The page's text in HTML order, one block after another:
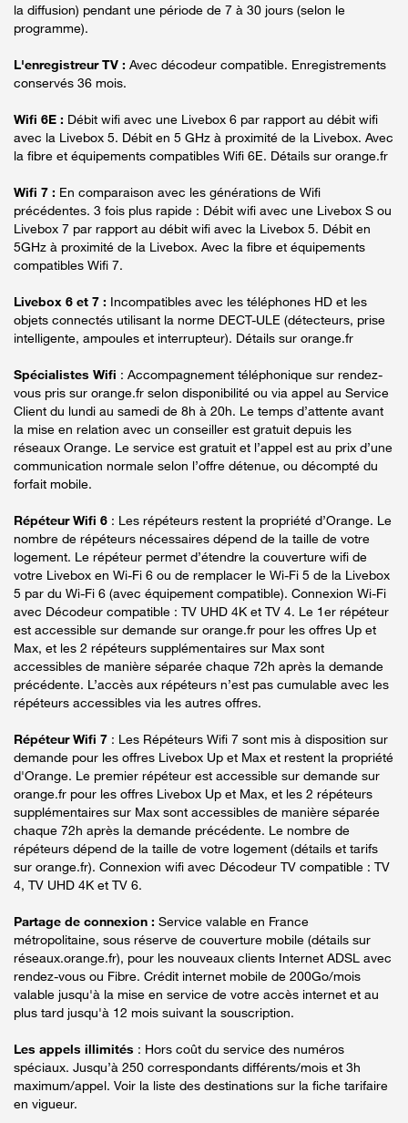
la diffusion) pendant une période de 7 à 30 jours (selon le
programme).
L'enregistreur TV : Avec décodeur compatible. Enregistrements
conservés 36 mois.
Wifi 6E : Débit wifi avec une Livebox 6 par rapport au débit wifi
avec la Livebox 5. Débit en 5 GHz à proximité de la Livebox. Avec
la fibre et équipements compatibles Wifi 6E. Détails sur orange.fr
Wifi 7 : En comparaison avec les générations de Wifi
précédentes. 3 fois plus rapide : Débit wifi avec une Livebox S ou
Livebox 7 par rapport au débit wifi avec la Livebox 5. Débit en
5GHz à proximité de la Livebox. Avec la fibre et équipements
compatibles Wifi 7.
Livebox 6 et 7 : Incompatibles avec les téléphones HD et les
objets connectés utilisant la norme DECT-ULE (détecteurs, prise
intelligente, ampoules et interrupteur). Détails sur orange.fr
Spécialistes Wifi : Accompagnement téléphonique sur rendez-
vous pris sur orange.fr selon disponibilité ou via appel au Service
Client du lundi au samedi de 8h à 20h. Le temps d’attente avant
la mise en relation avec un conseiller est gratuit depuis les
réseaux Orange. Le service est gratuit et l’appel est au prix d’une
communication normale selon l’offre détenue, ou décompté du
forfait mobile.
Répéteur Wifi 6 : Les répéteurs restent la propriété d’Orange. Le
nombre de répéteurs nécessaires dépend de la taille de votre
logement. Le répéteur permet d’étendre la couverture wifi de
votre Livebox en Wi-Fi 6 ou de remplacer le Wi-Fi 5 de la Livebox
5 par du Wi-Fi 6 (avec équipement compatible). Connexion Wi-Fi
avec Décodeur compatible : TV UHD 4K et TV 4. Le 1er répéteur
est accessible sur demande sur orange.fr pour les offres Up et
Max, et les 2 répéteurs supplémentaires sur Max sont
accessibles de manière séparée chaque 72h après la demande
précédente. L’accès aux répéteurs n’est pas cumulable avec les
répéteurs accessibles via les autres offres.
Répéteur Wifi 7 : Les Répéteurs Wifi 7 sont mis à disposition sur
demande pour les offres Livebox Up et Max et restent la propriété
d'Orange. Le premier répéteur est accessible sur demande sur
orange.fr pour les offres Livebox Up et Max, et les 2 répéteurs
supplémentaires sur Max sont accessibles de manière séparée
chaque 72h après la demande précédente. Le nombre de
répéteurs dépend de la taille de votre logement (détails et tarifs
sur orange.fr). Connexion wifi avec Décodeur TV compatible : TV
4, TV UHD 4K et TV 6.
Partage de connexion : Service valable en France
métropolitaine, sous réserve de couverture mobile (détails sur
réseaux.orange.fr), pour les nouveaux clients Internet ADSL avec
rendez-vous ou Fibre. Crédit internet mobile de 200Go/mois
valable jusqu'à la mise en service de votre accès internet et au
plus tard jusqu'à 12 mois suivant la souscription.
Les appels illimités : Hors coût du service des numéros
spéciaux. Jusqu’à 250 correspondants différents/mois et 3h
maximum/appel. Voir la liste des destinations sur la fiche tarifaire
en vigueur.